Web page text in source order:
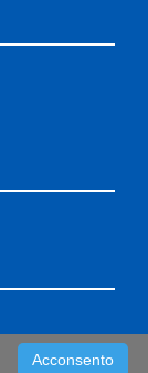
Acconsento